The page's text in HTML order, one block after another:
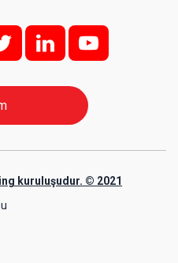
t l y
kuruluşudur. © 2021